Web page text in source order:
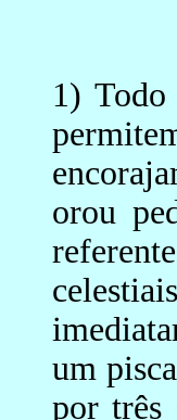
1)
orou
um
por três